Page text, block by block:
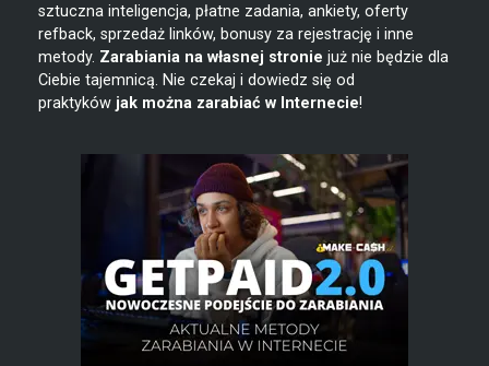
sztuczna inteligencja, płatne zadania, ankiety, oferty
refback, sprzedaż linków, bonusy za rejestrację i inne
metody. Zarabiania na własnej stronie już nie będzie dla
Ciebie tajemnicą. Nie czekaj i dowiedz się od
praktyków jak można zarabiać w Internecie!